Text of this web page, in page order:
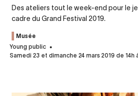
Des ateliers tout le week-end pour le
cadre du Grand Festival 2019.
Musée
Young public
Samedi 23 et dimanche 24 mars 2019 de 14h